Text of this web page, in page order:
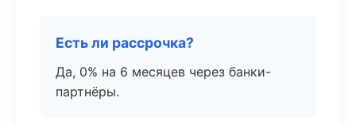
Есть ли рассрочка?
Да, 0% на 6 месяцев через банки-
партнёры.